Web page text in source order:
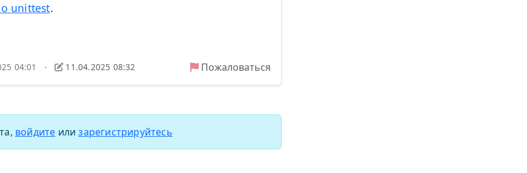
unittest.
04:01 • 11.04.2025 08:32 Пожаловаться
войдите илизарегистрируйтесь